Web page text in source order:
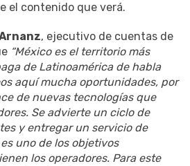
el contenido que verá.
, ejecutivo de cuentas de
“México es el territorio más
de Latinoamérica de habla
aquí mucha oportunidades, por
de nuevas tecnologías que
Se advierte un ciclo de
y entregar un servicio de
uno de los objetivos
los operadores. Para este